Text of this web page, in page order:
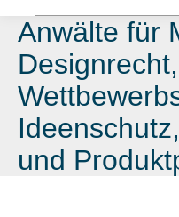
Anwälte für
und